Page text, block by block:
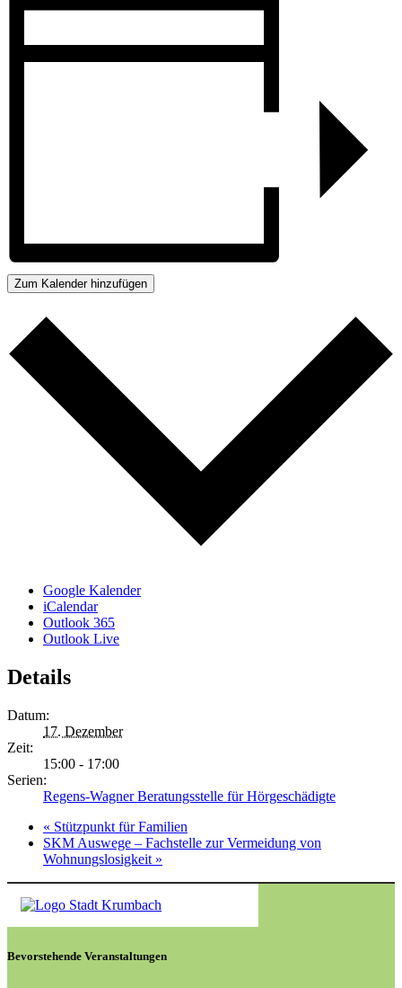
Zum Kalender hinzufügen
Google Kalender
iCalendar
Outlook 365
Outlook Live
Details
Datum:
17. Dezember
Zeit:
15:00 - 17:00
Serien:
Regens-Wagner Beratungsstelle für Hörgeschädigte
« Stützpunkt für Familien
SKM Auswege – Fachstelle zur Vermeidung von
Wohnungslosigkeit »
Bevorstehende Veranstaltungen